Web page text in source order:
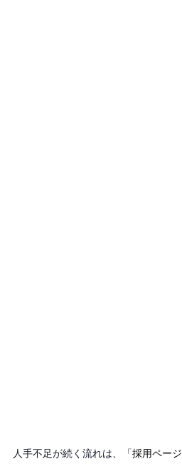
人手不足が続く流れは、「採用ページ